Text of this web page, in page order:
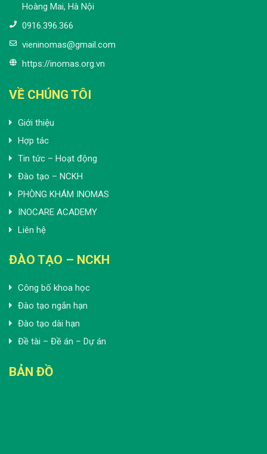
Hoàng Mai, Hà Nội
0916.396.366
vieninomas@gmail.com
https://inomas.org.vn
VỀ CHÚNG TÔI
Giới thiệu
Hợp tác
Tin tức – Hoạt động
Đào tạo – NCKH
PHÒNG KHÁM INOMAS
INOCARE ACADEMY
Liên hệ
ĐÀO TẠO – NCKH
Công bố khoa học
Đào tạo ngắn hạn
Đào tạo dài hạn
Đề tài – Đề án – Dự án
BẢN ĐỒ